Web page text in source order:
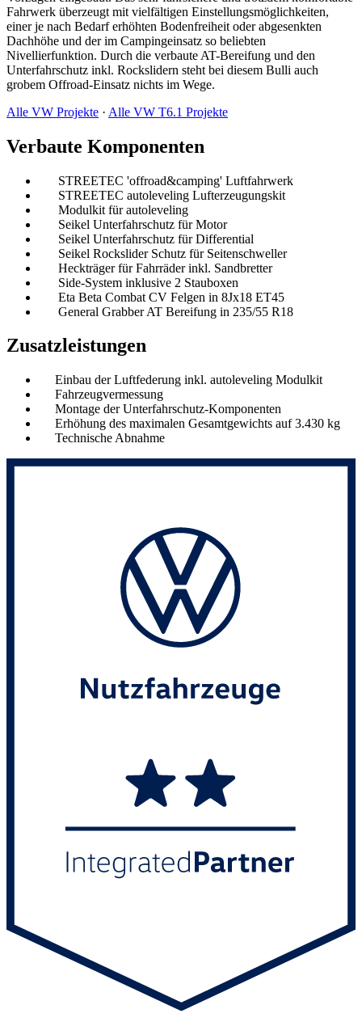
Fahrwerk überzeugt mit vielfältigen Einstellungsmöglichkeiten,
einer je nach Bedarf erhöhten Bodenfreiheit oder abgesenkten
Dachhöhe und der im Campingeinsatz so beliebten
Nivellierfunktion. Durch die verbaute AT-Bereifung und den
Unterfahrschutz inkl. Rockslidern steht bei diesem Bulli auch
grobem Offroad-Einsatz nichts im Wege.
Alle VW Projekte · Alle VW T6.1 Projekte
Verbaute Komponenten
STREETEC 'offroad&camping' Luftfahrwerk
STREETEC autoleveling Lufterzeugungskit
Modulkit für autoleveling
Seikel Unterfahrschutz für Motor
Seikel Unterfahrschutz für Differential
Seikel Rockslider Schutz für Seitenschweller
Heckträger für Fahrräder inkl. Sandbretter
Side-System inklusive 2 Stauboxen
Eta Beta Combat CV Felgen in 8Jx18 ET45
General Grabber AT Bereifung in 235/55 R18
Zusatzleistungen
Einbau der Luftfederung inkl. autoleveling Modulkit
Fahrzeugvermessung
Montage der Unterfahrschutz-Komponenten
Erhöhung des maximalen Gesamtgewichts auf 3.430 kg
Technische Abnahme